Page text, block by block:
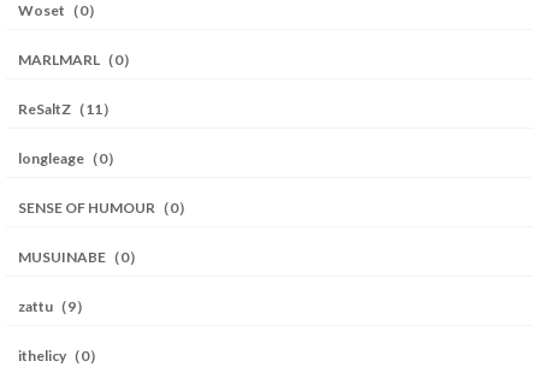
Woset（0）
MARLMARL（0）
ReSaltZ（11）
longleage（0）
SENSE OF HUMOUR（0）
MUSUINABE（0）
zattu（9）
ithelicy（0）